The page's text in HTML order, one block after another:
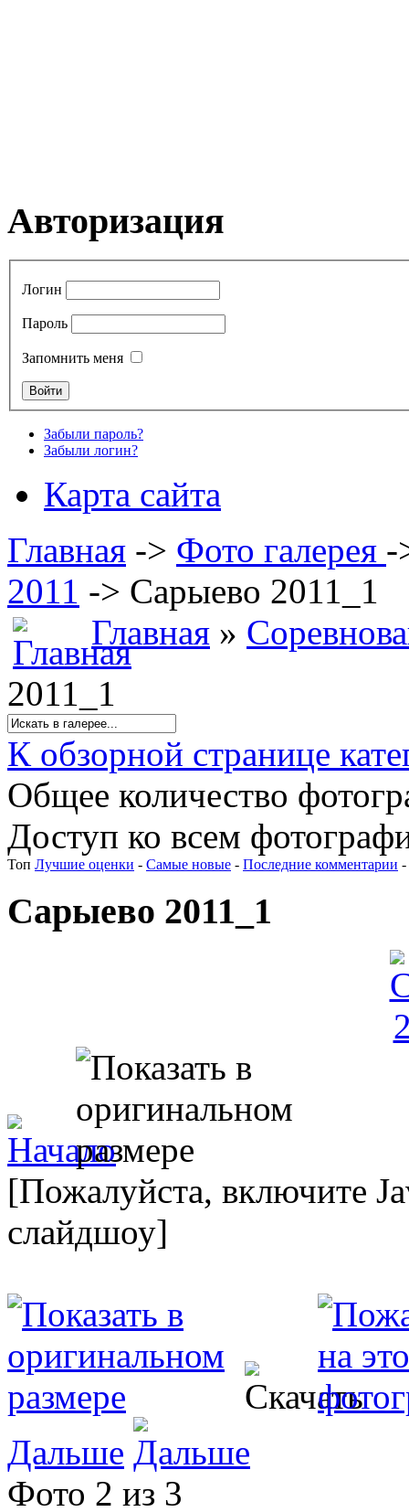
Авторизация
Логин
Пароль
Запомнить меня
Забыли пароль?
Забыли логин?
Карта сайта
Главная -> Фото галерея -
2011 -> Сарыево 2011_1
Главная »
2011_1
К обзорной странице
Общее количество
Доступ ко всем
Топ Лучшие оценки - Самые новые - Последние комментарии -
Сарыево 2011_1
[Пожалуйста, включите
слайдшоу]
Дальше
Фото 2 из 3